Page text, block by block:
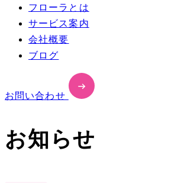
フローラとは
サービス案内
会社概要
ブログ
お問い合わせ
お知らせ